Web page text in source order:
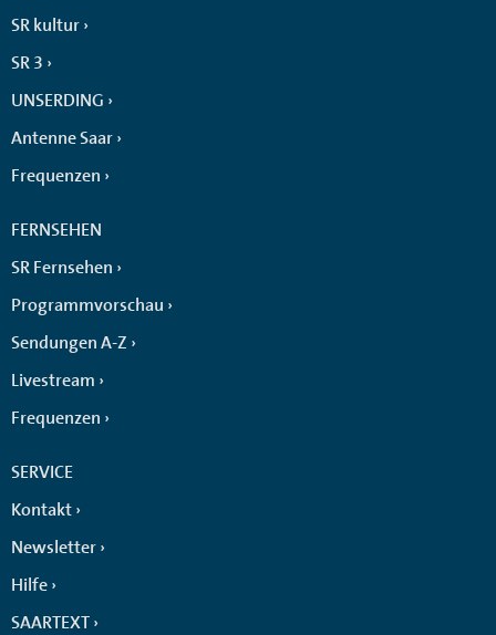
SR kultur
SR 3
UNSERDING
Antenne Saar
Frequenzen
FERNSEHEN
SR Fernsehen
Programmvorschau
Sendungen A-Z
Livestream
Frequenzen
SERVICE
Kontakt
Newsletter
Hilfe
SAARTEXT